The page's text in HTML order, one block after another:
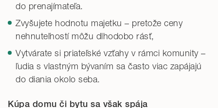
do prenajímateľa.
Zvyšujete hodnotu majetku – pretože ceny
nehnuteľností môžu dlhodobo rásť,
Vytvárate si priateľské vzťahy v rámci komunity –
ľudia s vlastným bývaním sa často viac zapájajú
do diania okolo seba.
Kúpa domu či bytu sa však spája